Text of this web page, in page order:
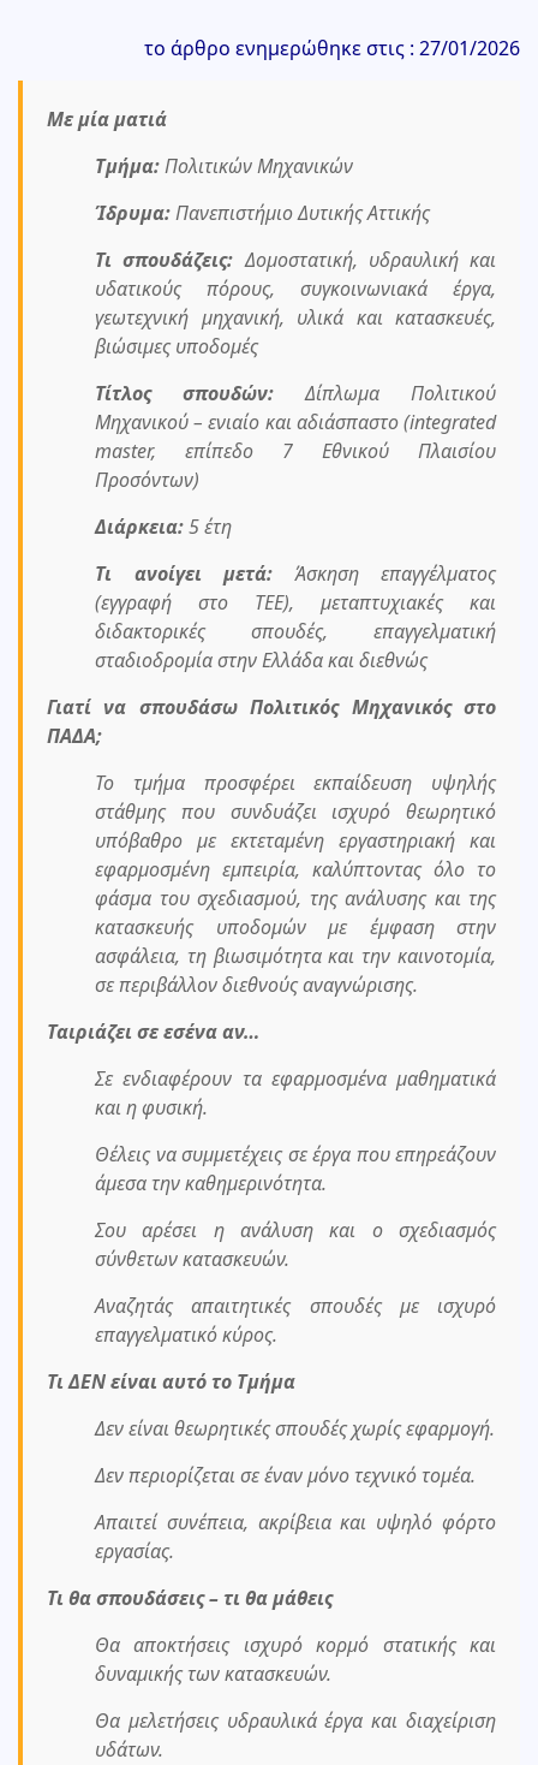
το άρθρο ενημερώθηκε στις : 27/01/2026
Με μία ματιά
Τμήμα:Πολιτικών Μηχανικών
Ίδρυμα:Πανεπιστήμιο Δυτικής Αττικής
Τι σπουδάζεις: Δομοστατική, υδραυλική και
υδατικούς πόρους, συγκοινωνιακά έργα,
γεωτεχνική μηχανική, υλικά και κατασκευές,
βιώσιμες υποδομές
Τίτλος σπουδών: Δίπλωμα Πολιτικού
Μηχανικού – ενιαίο και αδιάσπαστο (integrated
master, επίπεδο 7 Εθνικού Πλαισίου
Προσόντων)
Διάρκεια:5 έτη
Τι ανοίγει μετά: Άσκηση επαγγέλματος
(εγγραφή στο ΤΕΕ), μεταπτυχιακές και
διδακτορικές σπουδές, επαγγελματική
σταδιοδρομία στην Ελλάδα και διεθνώς
Γιατί να σπουδάσω Πολιτικός Μηχανικός στο
ΠΑΔΑ;
Το τμήμα προσφέρει εκπαίδευση υψηλής
στάθμης που συνδυάζει ισχυρό θεωρητικό
υπόβαθρο με εκτεταμένη εργαστηριακή και
εφαρμοσμένη εμπειρία, καλύπτοντας όλο το
φάσμα του σχεδιασμού, της ανάλυσης και της
κατασκευής υποδομών με έμφαση στην
ασφάλεια, τη βιωσιμότητα και την καινοτομία,
σε περιβάλλον διεθνούς αναγνώρισης.
Ταιριάζει σε εσένα αν…
Σε ενδιαφέρουν τα εφαρμοσμένα μαθηματικά
και η φυσική.
Θέλεις να συμμετέχεις σε έργα που επηρεάζουν
άμεσα την καθημερινότητα.
Σου αρέσει η ανάλυση και ο σχεδιασμός
σύνθετων κατασκευών.
Αναζητάς απαιτητικές σπουδές με ισχυρό
επαγγελματικό κύρος.
Τι ΔΕΝ είναι αυτό το Τμήμα
Δεν είναι θεωρητικές σπουδές χωρίς εφαρμογή.
Δεν περιορίζεται σε έναν μόνο τεχνικό τομέα.
Απαιτεί συνέπεια, ακρίβεια και υψηλό φόρτο
εργασίας.
Τι θα σπουδάσεις – τι θα μάθεις
Θα αποκτήσεις ισχυρό κορμό στατικής και
δυναμικής των κατασκευών.
Θα μελετήσεις υδραυλικά έργα και διαχείριση
υδάτων.